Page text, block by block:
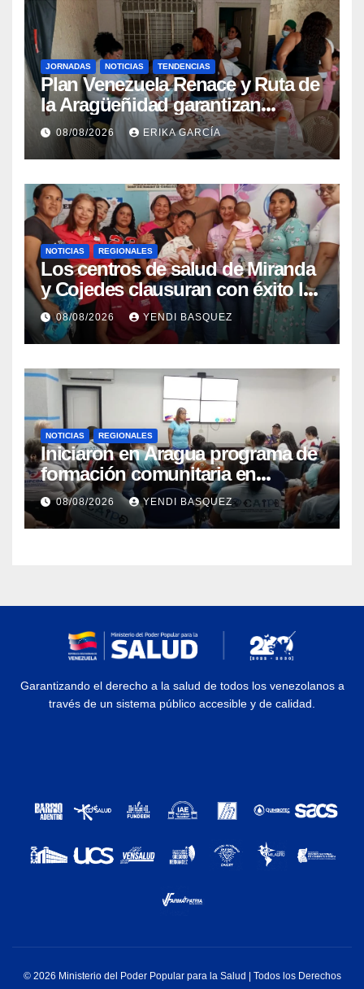
JORNADAS NOTICIAS TENDENCIAS
Plan Venezuela Renace y Ruta de
la Aragüeñidad garantizan
atención médica integral en
Aragua
08/08/2026 ERIKA GARCÍA
NOTICIAS REGIONALES
Los centros de salud de Miranda
y Cojedes clausuran con éxito la
Semana Mundial de la Lactancia
Materna
08/08/2026 YENDI BASQUEZ
NOTICIAS REGIONALES
Iniciaron en Aragua programa de
formación comunitaria en
atención a personas con
discapacidad
08/08/2026 YENDI BASQUEZ
Garantizando el derecho a la salud de todos los venezolanos a
través de un sistema público accesible y de calidad.
© 2026 Ministerio del Poder Popular para la Salud | Todos los Derechos